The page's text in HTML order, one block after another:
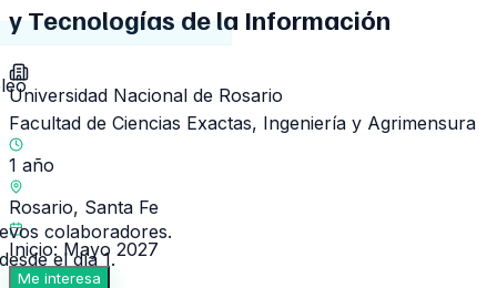
colaboradores.
el día 1.
y Tecnologías de la Información
Universidad Nacional de Rosario
Facultad de Ciencias Exactas, Ingeniería y Agrimensura
1 año
Rosario, Santa Fe
Inicio: Mayo 2027
Me interesa